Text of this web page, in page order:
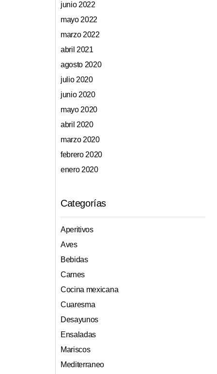
junio 2022
mayo 2022
marzo 2022
abril 2021
agosto 2020
julio 2020
junio 2020
mayo 2020
abril 2020
marzo 2020
febrero 2020
enero 2020
Categorías
Aperitivos
Aves
Bebidas
Carnes
Cocina mexicana
Cuaresma
Desayunos
Ensaladas
Mariscos
Mediterraneo